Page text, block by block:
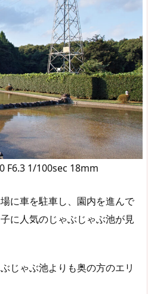
F6.3 1/100sec 18mm
に車を駐車し、園内を進んで
に人気のじゃぶじゃぶ池が見
じゃぶ池よりも奥の方のエリ